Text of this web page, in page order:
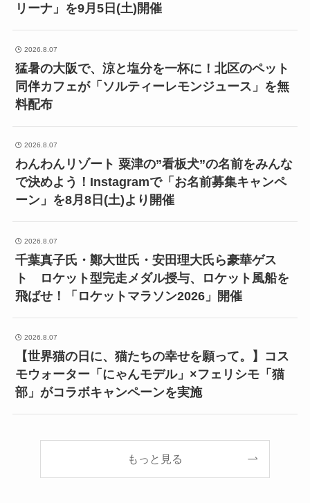
リーナ」を9月5日(土)開催
2026.8.07
猛暑の大阪で、涼と塩分を一杯に！北区のペット
同伴カフェが「ソルティーレモンジュース」を無
料配布
2026.8.07
わんわんリゾート 粟津の”看板犬”の名前をみんな
で決めよう！Instagramで「お名前募集キャンペ
ーン」を8月8日(土)より開催
2026.8.07
千葉真子氏・鄭大世氏・安田理大氏ら豪華ゲス
ト ロケット型完走メダル授与、ロケット風船を
飛ばせ！「ロケットマラソン2026」開催
2026.8.07
【世界猫の日に、猫たちの幸せを願って。】コス
モウォーター「にゃんモデル」×フェリシモ「猫
部」がコラボキャンペーンを実施
もっと見る